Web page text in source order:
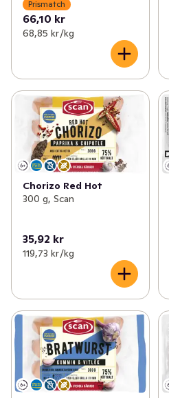
Prismatch
66,10 kr
68,85 kr /kg
Chorizo Red Hot
300 g, Scan
35,92 kr
119,73 kr /kg